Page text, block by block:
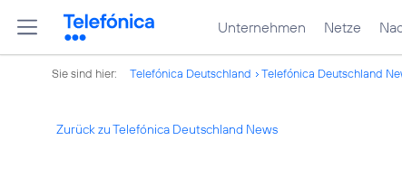
Unternehmen Netze
Sie sind hier: Telefónica Deutschland Telefónica Deutschland
Zurück zu Telefónica Deutschland News